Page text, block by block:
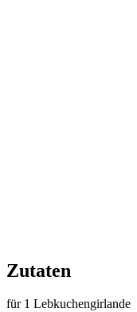
Zutaten
für 1 Lebkuchengirlande